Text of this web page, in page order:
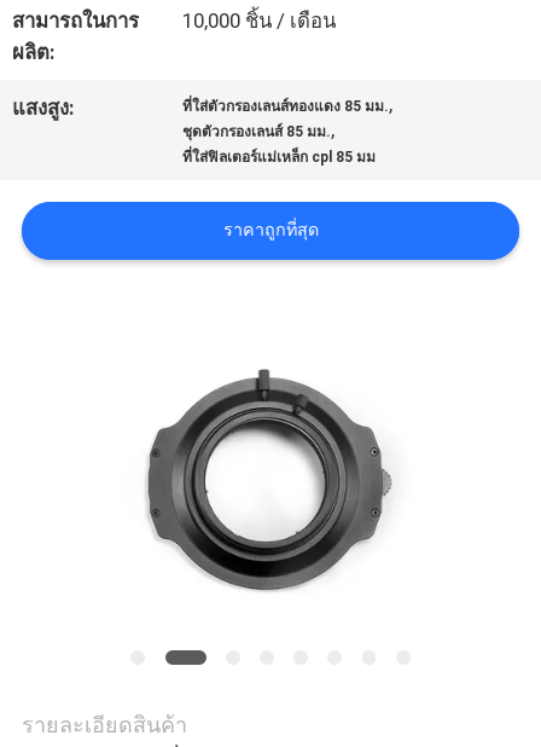
ติดต่อ
ใบ
สามารถในการ
ผลิต:
10,000 ชิ้น / เดือน
แสงสูง: ที่ใส่ตัวกรองเลนส์ทองแดง 85 มม.,
ชุดตัวกรองเลนส์ 85 มม.,
ที่ใส่ฟิลเตอร์แม่เหล็ก cpl 85 มม
ราคาถูกที่สุด
รายละเอียดสินค้า